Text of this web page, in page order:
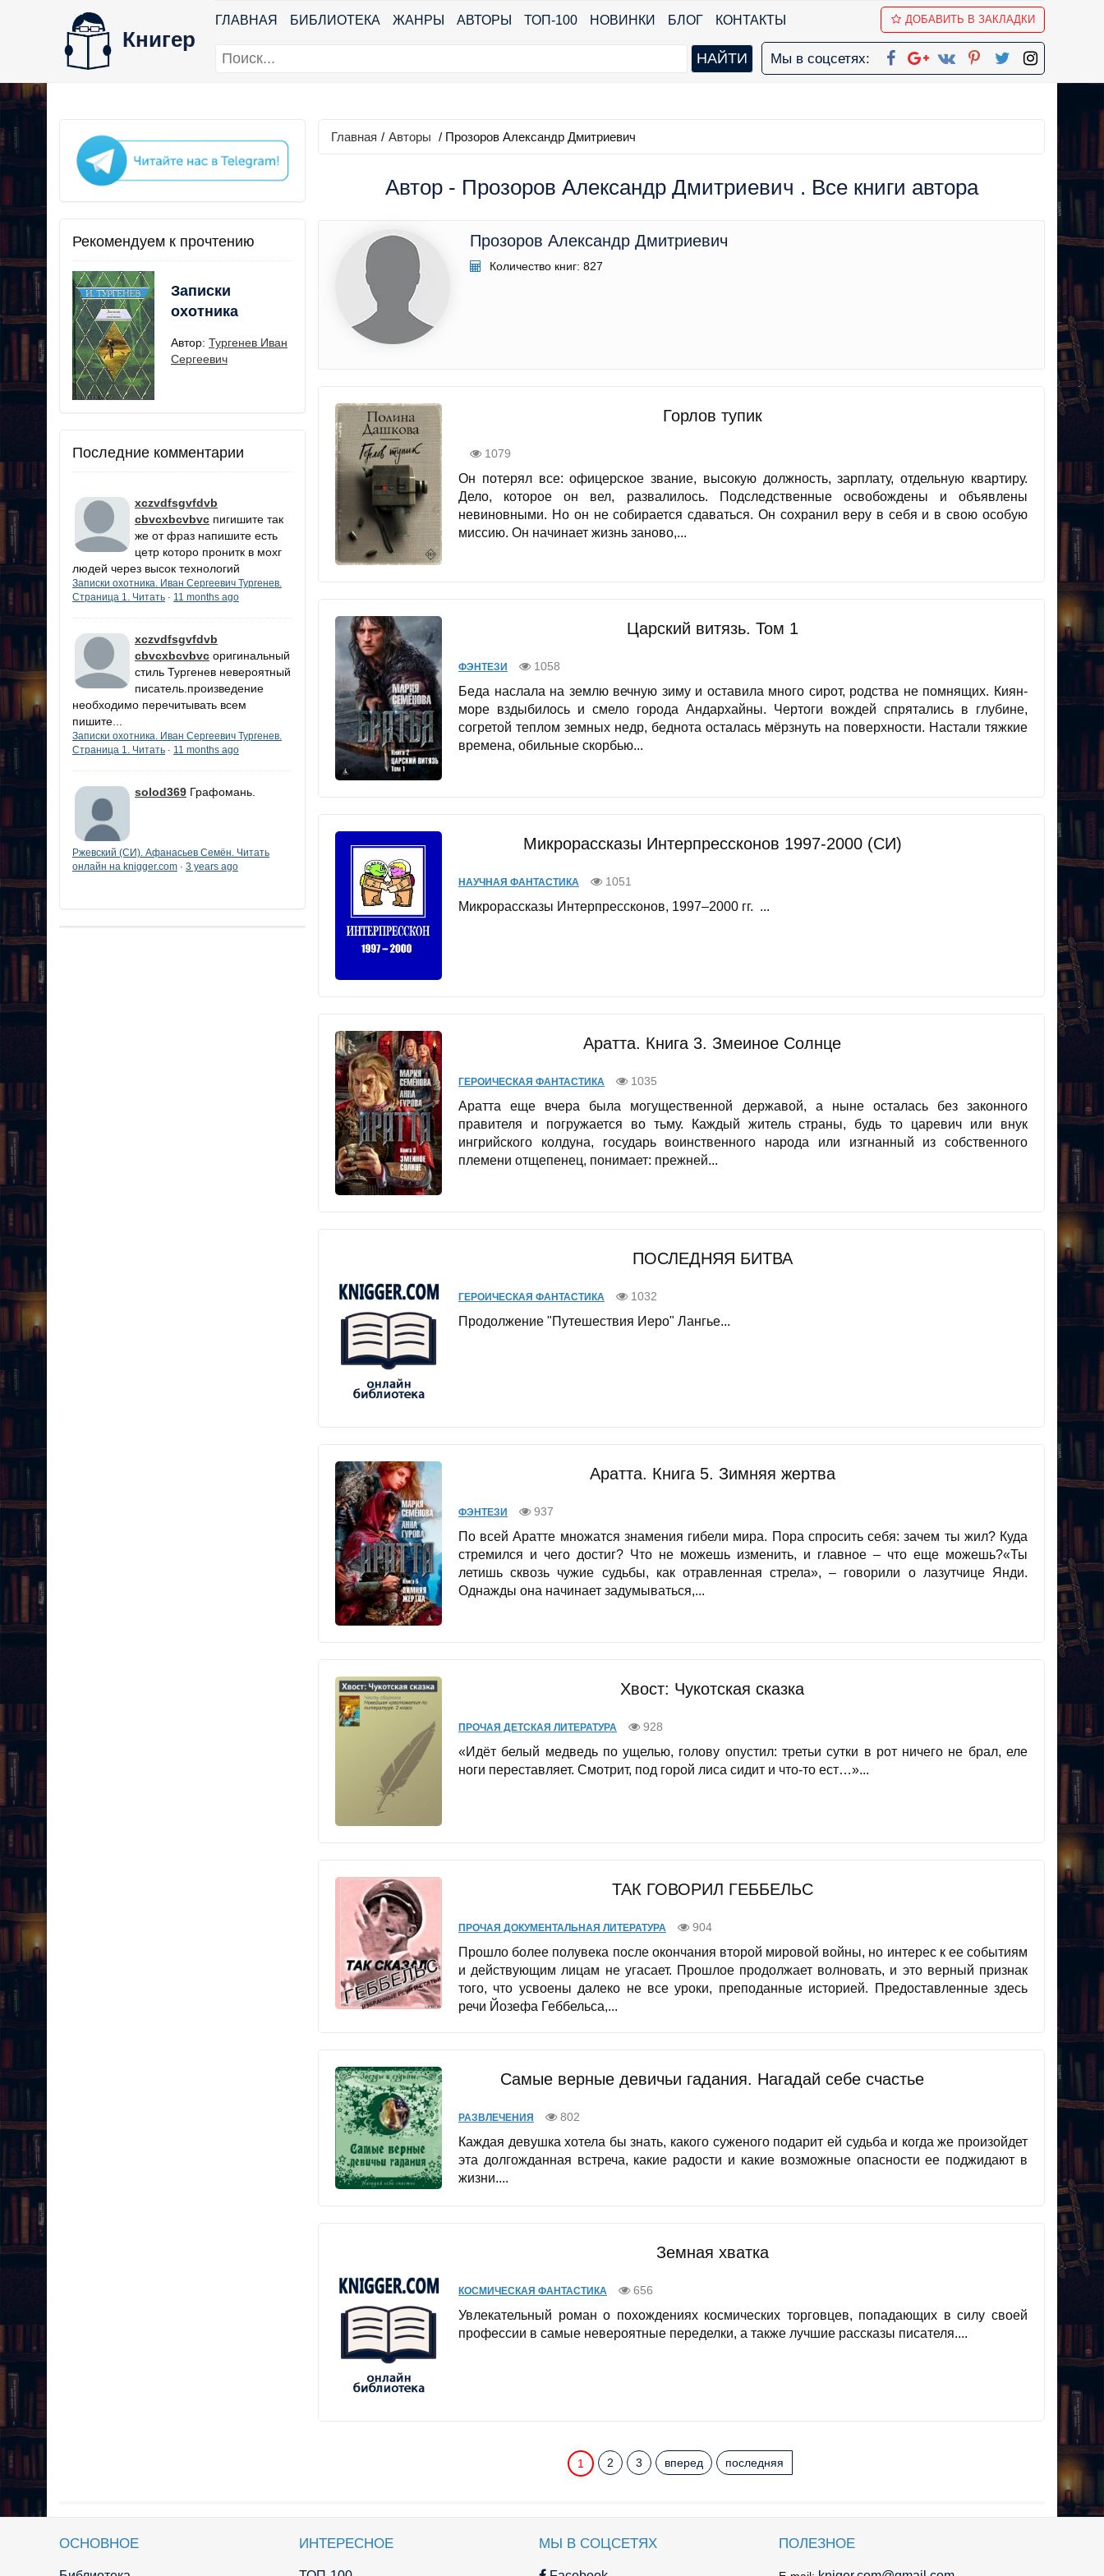
Книгер
ГЛАВНАЯ БИБЛИОТЕКА ЖАНРЫ АВТОРЫ ТОП-100 НОВИНКИ БЛОГ КОНТАКТЫ ДОБАВИТЬ В ЗАКЛАДКИ
Мы в соцсетях:
Рекомендуем к прочтению
Записки
охотника
Автор: Тургенев Иван
Сергеевич
Последние комментарии
xczvdfsgvfdvb
cbvcxbcvbvc пигишите так
же от фраз напишите есть
цетр которо пронитк в мохг
людей через высок технологий
Записки охотника. Иван Сергеевич Тургенев.
Страница 1. Читать · 11 months ago
xczvdfsgvfdvb
cbvcxbcvbvc оригинальный
стиль Тургенев невероятный
писатель.произведение
необходимо перечитывать всем
пишите...
Записки охотника. Иван Сергеевич Тургенев.
Страница 1. Читать · 11 months ago
solod369 Графомань.
Ржевский (СИ). Афанасьев Семён. Читать
онлайн на knigger.com · 3 years ago
Главная / Авторы / Прозоров Александр Дмитриевич
Автор - Прозоров Александр Дмитриевич . Все книги автора
Прозоров Александр Дмитриевич
Количество книг: 827
Горлов тупик
1079
Он потерял все: офицерское звание, высокую должность, зарплату, отдельную квартиру.
Дело, которое он вел, развалилось. Подследственные освобождены и объявлены
невиновными. Но он не собирается сдаваться. Он сохранил веру в себя и в свою особую
миссию. Он начинает жизнь заново,...
Царский витязь. Том 1
ФЭНТЕЗИ 1058
Беда наслала на землю вечную зиму и оставила много сирот, родства не помнящих. Киян-
море вздыбилось и смело города Андархайны. Чертоги вождей спрятались в глубине,
согретой теплом земных недр, беднота осталась мёрзнуть на поверхности. Настали тяжкие
времена, обильные скорбью...
Микрорассказы Интерпрессконов 1997-2000 (СИ)
НАУЧНАЯ ФАНТАСТИКА 1051
Микрорассказы Интерпрессконов, 1997–2000 гг. ...
Аратта. Книга 3. Змеиное Солнце
ГЕРОИЧЕСКАЯ ФАНТАСТИКА 1035
Аратта еще вчера была могущественной державой, а ныне осталась без законного
правителя и погружается во тьму. Каждый житель страны, будь то царевич или внук
ингрийского колдуна, государь воинственного народа или изгнанный из собственного
племени отщепенец, понимает: прежней...
ПОСЛЕДНЯЯ БИТВА
ГЕРОИЧЕСКАЯ ФАНТАСТИКА 1032
Продолжение "Путешествия Иеро" Лангье...
Аратта. Книга 5. Зимняя жертва
ФЭНТЕЗИ 937
По всей Аратте множатся знамения гибели мира. Пора спросить себя: зачем ты жил? Куда
стремился и чего достиг? Что не можешь изменить, и главное – что еще можешь?«Ты
летишь сквозь чужие судьбы, как отравленная стрела», – говорили о лазутчице Янди.
Однажды она начинает задумываться,...
Хвост: Чукотская сказка
ПРОЧАЯ ДЕТСКАЯ ЛИТЕРАТУРА 928
«Идёт белый медведь по ущелью, голову опустил: третьи сутки в рот ничего не брал, еле
ноги переставляет. Смотрит, под горой лиса сидит и что-то ест…»...
ТАК ГОВОРИЛ ГЕББЕЛЬС
ПРОЧАЯ ДОКУМЕНТАЛЬНАЯ ЛИТЕРАТУРА 904
Прошло более полувека после окончания второй мировой войны, но интерес к ее событиям
и действующим лицам не угасает. Прошлое продолжает волновать, и это верный признак
того, что усвоены далеко не все уроки, преподанные историей. Предоставленные здесь
речи Йозефа Геббельса,...
Самые верные девичьи гадания. Нагадай себе счастье
РАЗВЛЕЧЕНИЯ 802
Каждая девушка хотела бы знать, какого суженого подарит ей судьба и когда же произойдет
эта долгожданная встреча, какие радости и какие возможные опасности ее поджидают в
жизни....
Земная хватка
КОСМИЧЕСКАЯ ФАНТАСТИКА 656
Увлекательный роман о похождениях космических торговцев, попадающих в силу своей
профессии в самые невероятные переделки, а также лучшие рассказы писателя....
1 2 3 вперед последняя
ОСНОВНОЕ ИНТЕРЕСНОЕ МЫ В СОЦСЕТЯХ ПОЛЕЗНОЕ